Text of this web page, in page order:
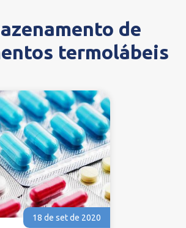
de
termolábeis
18 de set de 2020